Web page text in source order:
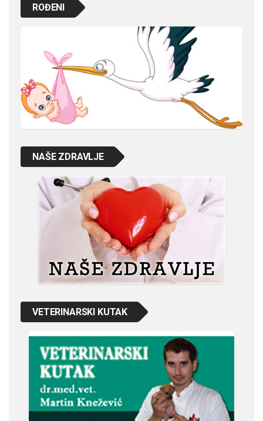
ROĐENI
NAŠE ZDRAVLJE
VETERINARSKI KUTAK